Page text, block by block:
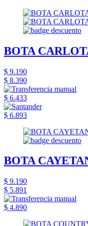
BOTA
$ 9.190
$ 8.390
$ 6.433
$ 6.893
BOTA
$ 9.190
$ 5.891
$ 4.890